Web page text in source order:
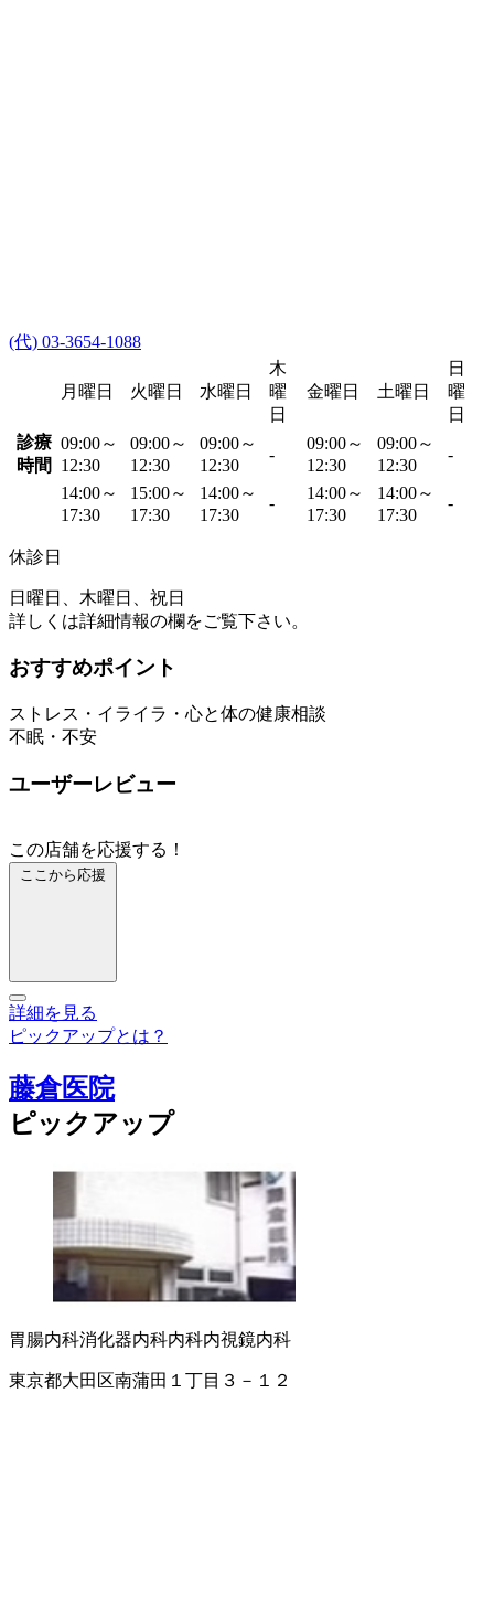
(代) 03-3654-1088
月曜日 火曜日 水曜日
木
曜
日
金曜日 土曜日
日
曜
日
診療
時間
09:00～
12:30
09:00～
12:30
09:00～
12:30
-
09:00～
12:30
09:00～
12:30
-
14:00～
17:30
15:00～
17:30
14:00～
17:30
-
14:00～
17:30
14:00～
17:30
-
休診日
日曜日、木曜日、祝日
詳しくは詳細情報の欄をご覧下さい。
おすすめポイント
ストレス・イライラ・心と体の健康相談
不眠・不安
ユーザーレビュー
この店舗を応援する！
ここから応援
詳細を見る
ピックアップとは？
藤倉医院
ピックアップ
胃腸内科消化器内科内科内視鏡内科
東京都大田区南蒲田１丁目３－１２